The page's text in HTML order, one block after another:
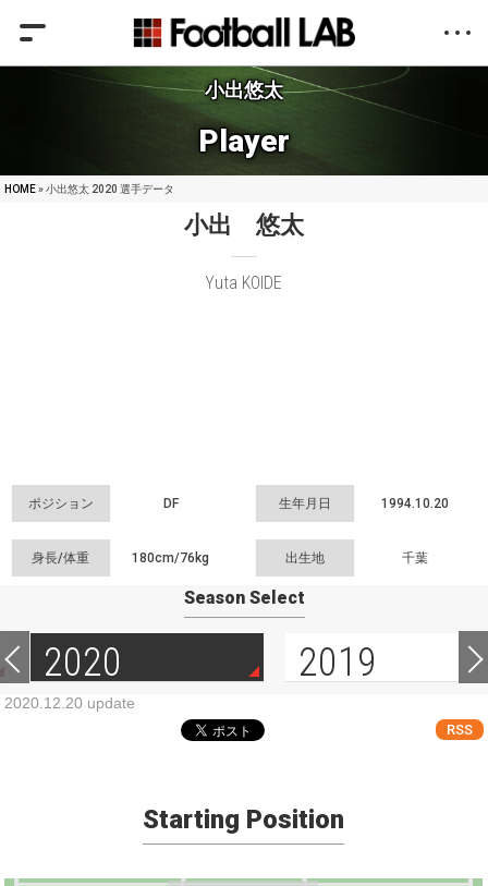
小出悠太
Player
HOME» 小出悠太 2020 選手データ
小出 悠太
Yuta KOIDE
ポジション DF 生年月日 1994.10.20
身長/体重 180cm/76kg 出生地 千葉
Season Select
2020 2019
2020.12.20 update
RSS
Starting Position